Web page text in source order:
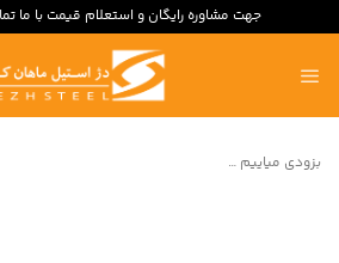
جهت مشاوره رایگان و استعلام قیمت با ما
محتوا
بروید
بزودی میاییم …